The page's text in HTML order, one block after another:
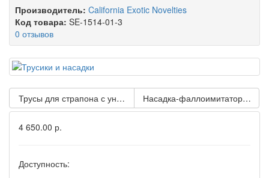
Производитель: California Exotic Novelties
Код товара: SE-1514-01-3
0 отзывов
Трусы для страпона с универсальным креплением Universal
Насадка-фаллоимитатор для
4 650.00 р.
Доступность: